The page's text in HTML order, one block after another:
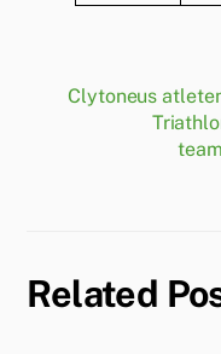
Clytoneus
Related